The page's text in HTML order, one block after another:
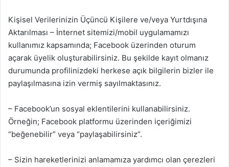
Kişisel Verilerinizin Üçüncü Kişilere ve/veya Yurtdışına
Aktarılması – İnternet sitemizi/mobil uygulamamızı
kullanımız kapsamında; Facebook üzerinden oturum
açarak üyelik oluşturabilirsiniz. Bu şekilde kayıt olmanız
durumunda profilinizdeki herkese açık bilgilerin bizler ile
paylaşılmasına izin vermiş sayılmaktasınız.
– Facebook’un sosyal eklentilerini kullanabilirsiniz.
Örneğin; Facebook platformu üzerinden içeriğimizi
“beğenebilir” veya “paylaşabilirsiniz”.
– Sizin hareketlerinizi anlamamıza yardımcı olan çerezleri